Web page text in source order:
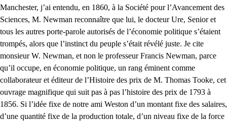
Manchester, j’ai entendu, en 1860, à la Société pour l’Avancement des
Sciences, M. Newman reconnaître que lui, le docteur Ure, Senior et
tous les autres porte-parole autorisés de l’économie politique s’étaient
trompés, alors que l’instinct du peuple s’était révélé juste. Je cite
monsieur W. Newman, et non le professeur Francis Newman, parce
qu’il occupe, en économie politique, un rang éminent comme
collaborateur et éditeur de l’Histoire des prix de M. Thomas Tooke, cet
ouvrage magnifique qui suit pas à pas l’histoire des prix de 1793 à
1856. Si l’idée fixe de notre ami Weston d’un montant fixe des salaires,
d’une quantité fixe de la production totale, d’un niveau fixe de la force